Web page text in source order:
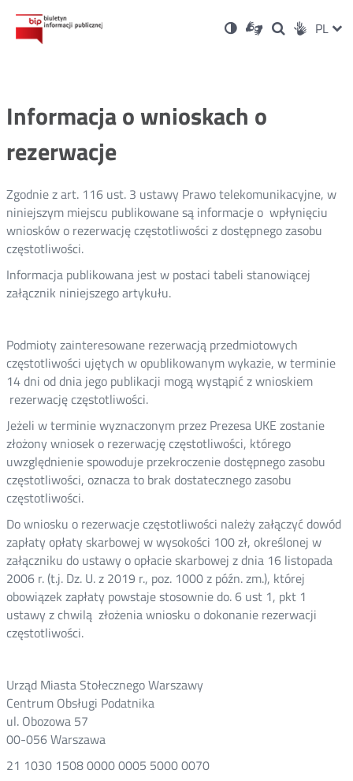
Ustawienia
Wersja
kontrastowa
Dla
niesłyszących
OtwórzOtwórz
w
Otwórz
w
Social PL
Informacja o wnioskach o
rezerwacje
Zgodnie z art. 116 ust. 3 ustawy Prawo telekomunikacyjne, w
niniejszym miejscu publikowane są informacje o wpłynięciu
wniosków o rezerwację częstotliwości z dostępnego zasobu
częstotliwości.
Informacja publikowana jest w postaci tabeli stanowiącej
załącznik niniejszego artykułu.
Podmioty zainteresowane rezerwacją przedmiotowych
częstotliwości ujętych w opublikowanym wykazie, w terminie
14 dni od dnia jego publikacji mogą wystąpić z wnioskiem
rezerwację częstotliwości.
Jeżeli w terminie wyznaczonym przez Prezesa UKE zostanie
złożony wniosek o rezerwację częstotliwości, którego
uwzględnienie spowoduje przekroczenie dostępnego zasobu
częstotliwości, oznacza to brak dostatecznego zasobu
częstotliwości.
Do wniosku o rezerwacje częstotliwości należy załączyć dowód
zapłaty opłaty skarbowej w wysokości 100 zł, określonej w
załączniku do ustawy o opłacie skarbowej z dnia 16 listopada
2006 r. (t.j. Dz. U. z 2019 r., poz. 1000 z późn. zm.), której
obowiązek zapłaty powstaje stosownie do. 6 ust 1, pkt 1
ustawy z chwilą złożenia wniosku o dokonanie rezerwacji
częstotliwości.
Urząd Miasta Stołecznego Warszawy
Centrum Obsługi Podatnika
ul. Obozowa 57
00-056 Warszawa
21 1030 1508 0000 0005 5000 0070